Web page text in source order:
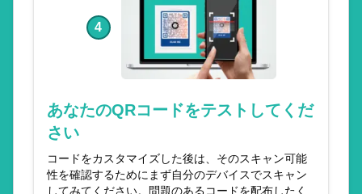
4
あなたのQRコードをテストしてくだ
さい
コードをカスタマイズした後は、そのスキャン可能
性を確認するためにまず自分のデバイスでスキャン
してみてください。問題のあるコードを配布したく